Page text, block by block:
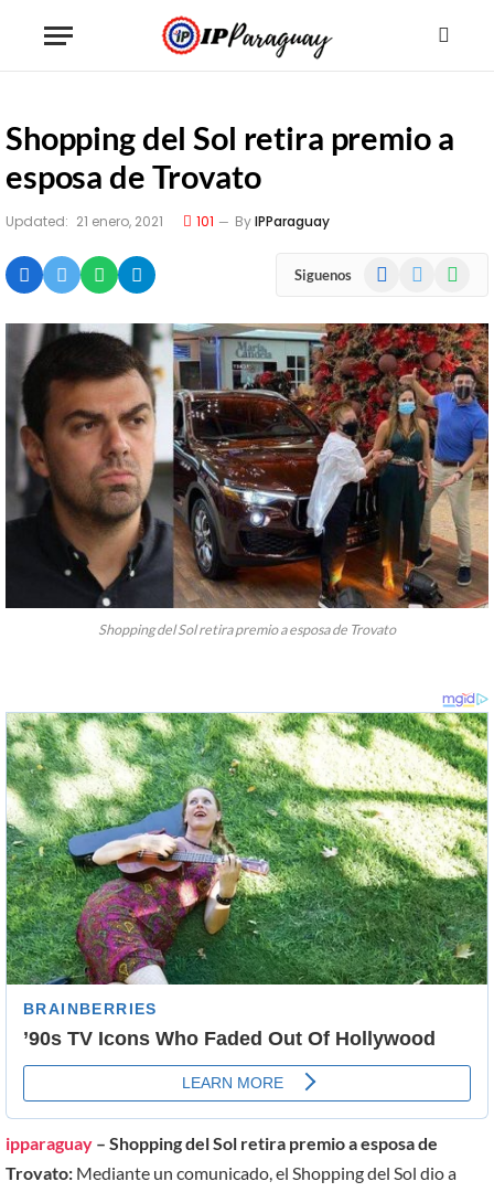
Shopping del Sol retira premio a
esposa de Trovato
Updated: 21 enero, 2021 101 ByIPParaguay
Siguenos Facebook
Shopping del Sol retira premio a esposa de Trovato
ipparaguay – Shopping del Sol retira premio a esposa de
Trovato: Mediante un comunicado, el Shopping del Sol dio a